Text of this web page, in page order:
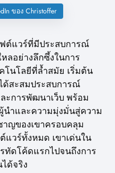
ของ Christoffer
ต์แวร์ที่มีประสบการณ์
ลอย่างลึกซึ้งในการ
โนโลยีที่ล้ำสมัย เริ่มต้น
ด้สะสมประสบการณ์
การพัฒนาเว็บ พร้อม
นำและความมุ่งมั่นสู่ความ
าญของเขาครอบคลุม
วร์ทั้งหมด เขาเด่นใน
ทัดโค้ดแรกไปจนถึงการ
ด้จริง